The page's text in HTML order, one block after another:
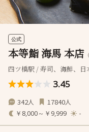
公式
本等鮨 海馬 本店
四ツ橋駅 / 寿司、海鮮、日
3.45
342人 17840人
￥8,000～￥9,999 -